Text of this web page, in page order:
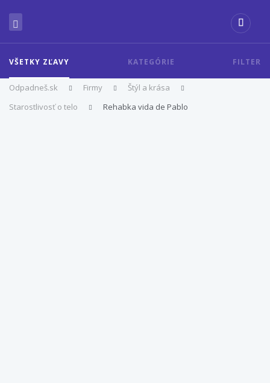
VŠETKY ZĽAVY KATEGÓRIE FILTER
Odpadneš.sk Firmy
Štýl a krása
Starostlivosť o telo
Rehabka vida de Pablo